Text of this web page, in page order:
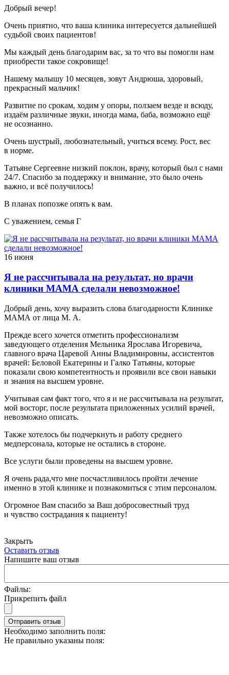
Добрый вечер!
Очень приятно, что ваша клиника интересуется дальнейшей
судьбой своих пациентов!
Мы каждый день благодарим вас, за то что вы помогли нам
приобрести такое сокровище!
Нашему малышу 10 месяцев, зовут Андрюша, здоровый,
прекрасный мальчик!
Развитие по срокам, ходим у опоры, ползаем везде и всюду,
издаём различные звуки, иногда мама, баба, возможно ещё
не осознанно.
Очень шустрый, любознательный, учиться всему. Рост, вес
в норме.
Татьяне Сергеевне низкий поклон, врачу, который был с нами
24/7. Спасибо за поддержку и внимание, это было очень
важно, и всё получилось!
В планах попозже опять к вам.
С уважением, семья Г
16 июня
Я не рассчитывала на результат, но врачи
клиники МАМА сделали невозможное!
Добрый день, хочу выразить слова благодарности Клинике
МАМА от лица М. А.
Прежде всего хочется отметить профессионализм
заведующего отделения Мельника Ярослава Игоревича,
главного врача Царевой Анны Владимировны, ассистентов
врачей: Беловой Екатерины и Галко Татьяны, которые
показали свою компетентность и проявили все свои навыки
и знания на высшем уровне.
Учитывая сам факт того, что я и не рассчитывала на результат,
мой восторг, после результата приложенных усилий врачей,
невозможно описать.
Также хотелось бы подчеркнуть и работу среднего
медперсонала, которые не остались в стороне.
Все услуги были проведены на высшем уровне.
Я очень рада,что мне посчастливилось пройти лечение
именно в этой клинике и познакомиться с этим персоналом.
Огромное Вам спасибо за Ваш добросовестный труд
и чувство сострадания к пациенту!
Закрыть
Оставить отзыв
Напишите ваш отзыв
Файлы:
Прикрепить файл
Отправить отзыв
Необходимо заполнить поля:
Не правильно указаны поля: